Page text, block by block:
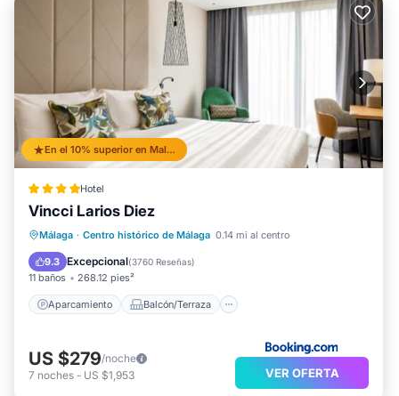
En el 10% superior en Malaga Historic Centre
Hotel
Vincci Larios Diez
Málaga · Centro histórico de Málaga 0.14 mi al centro
9.3 Excepcional(3760 Reseñas)
11 baños 268.12 pies²
Aparcamiento Balcón/Terraza
Aparcamiento
Balcón/Terraza
Aire acondicionado
US $279/noche
7 noches - US $1,953 VER OFERTA